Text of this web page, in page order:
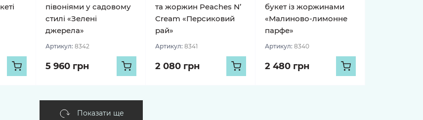
півоніями у садовому
стилі «Зелені
джерела»
Артикул: 8342
5 960 грн
та жоржин Peaches N’
Cream «Персиковий
рай»
Артикул: 8341
2 080 грн
букет із жоржинами
«Малиново-лимонне
парфе»
Артикул: 8340
2 480 грн
Показати ще